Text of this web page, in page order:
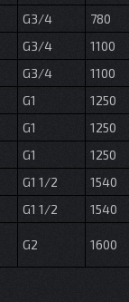
G3/4 780
G3/4 1100
G3/4 1100
G1 1250
G1 1250
G1 1250
G1 1/2 1540
G1 1/2 1540
G2 1600